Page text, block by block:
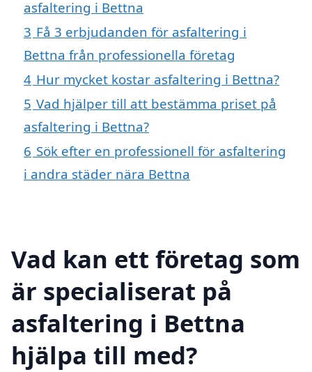
asfaltering i Bettna
3 Få 3 erbjudanden för asfaltering i
Bettna från professionella företag
4 Hur mycket kostar asfaltering i Bettna?
5 Vad hjälper till att bestämma priset på
asfaltering i Bettna?
6 Sök efter en professionell för asfaltering
i andra städer nära Bettna
Vad kan ett företag som
är specialiserat på
asfaltering i Bettna
hjälpa till med?